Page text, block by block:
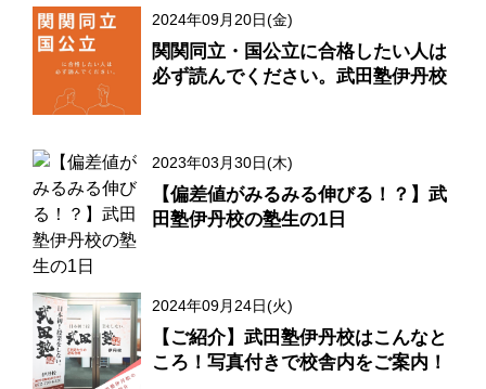
2024年09月20日(金)
関関同立・国公立に合格したい人は
必ず読んでください。武田塾伊丹校
2023年03月30日(木)
【偏差値がみるみる伸びる！？】武
田塾伊丹校の塾生の1日
2024年09月24日(火)
【ご紹介】武田塾伊丹校はこんなと
ころ！写真付きで校舎内をご案内！